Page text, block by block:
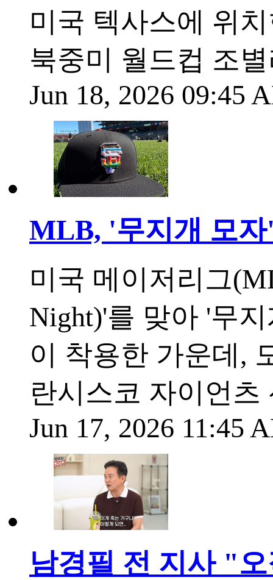
미국 텍사스에 위
북중미 월드컵 조
Jun 18, 2026 09:45
MLB, '무지개 모
미국 메이저리그
Night)'를 맞아 '무
이 착용한 가운데,
란시스코 자이언
Jun 17, 2026 11:45
남경필 전 지사 "